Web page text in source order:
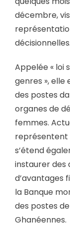
décembre,
décisionnelles.
Appelée « loi
genres », elle
des postes
organes de
femmes.
représentent
s’étend
instaurer des
d’avantages
la Banque
des postes
Ghanéennes.